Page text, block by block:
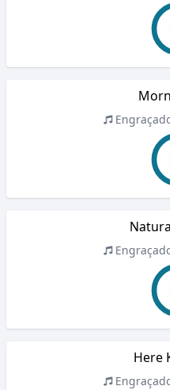
Here